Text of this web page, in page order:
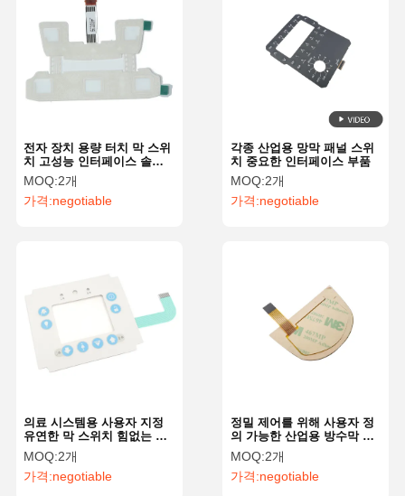
각종 산업용 망막 패널 스위
치 중요한 인터페이스 부품
MOQ:2개
가격:negotiable
전자 장치 용량 터치 막 스위
치 고성능 인터페이스 솔루
션
MOQ:2개
가격:negotiable
정밀 제어를 위해 사용자 정
의 가능한 산업용 방수막 스
위치
MOQ:2개
가격:negotiable
의료 시스템용 사용자 지정
유연한 막 스위치 힘없는 제
어
MOQ:2개
가격:negotiable